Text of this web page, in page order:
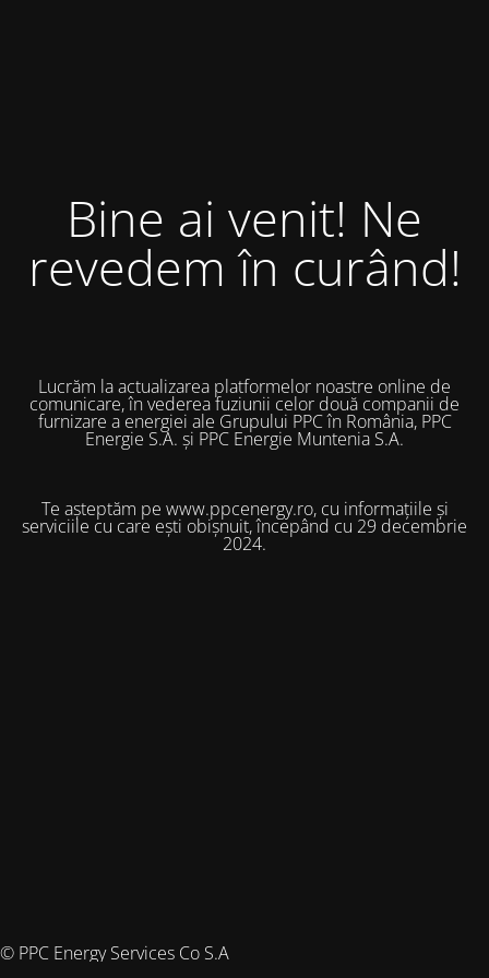
Bine ai venit! Ne
revedem în curând!
Lucrăm la actualizarea platformelor noastre online de
comunicare, în vederea fuziunii celor două companii de
furnizare a energiei ale Grupului PPC în România, PPC
Energie S.A. și PPC Energie Muntenia S.A.
Te așteptăm pe www.ppcenergy.ro, cu informațiile și
serviciile cu care ești obișnuit, începând cu 29 decembrie
2024.
© PPC Energy Services Co S.A